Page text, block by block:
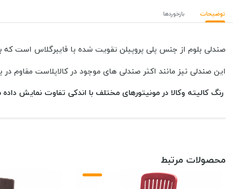
توضیحات بازخوردها
صندلی بلوم از جنس پلی پروپیلن تقویت شده با فایبرگلاس است
این صندلی نیز مانند اکثر صندلی های موجود در کالاپلاست مقاوم
رنگ کالیته وکالا در مونیتورهای مختلف با اندکی تفاوت نمایش
محصولات مرتبط